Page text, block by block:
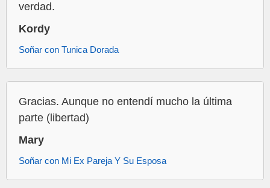
verdad.
Kordy
Soñar con Tunica Dorada
Gracias. Aunque no entendí mucho la última
parte (libertad)
Mary
Soñar con Mi Ex Pareja Y Su Esposa